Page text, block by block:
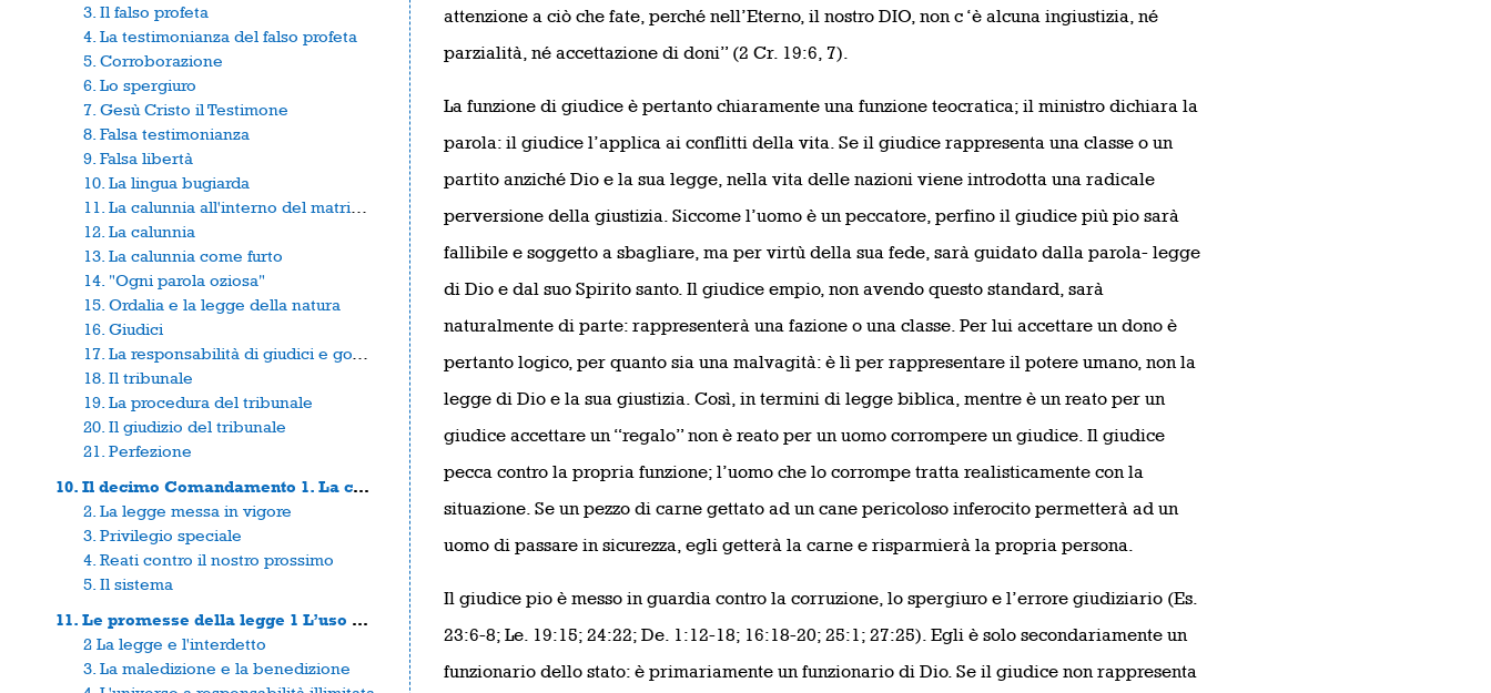
3. Il falso profeta
4. La testimonianza del falso profeta
5. Corroborazione
6. Lo spergiuro
7. Gesù Cristo il Testimone
8. Falsa testimonianza
9. Falsa libertà
10. La lingua bugiarda
12. La calunnia
13. La calunnia come furto
14. "Ogni parola oziosa"
15. Ordalia e la legge della natura
16. Giudici
18. Il tribunale
19. La procedura del tribunale
20. Il giudizio del tribunale
21. Perfezione
10. Il decimo Comandamento 1. La concupiscenza
2. La legge messa in vigore
3. Privilegio speciale
4. Reati contro il nostro prossimo
5. Il sistema
11. Le promesse della legge 1 L’uso della legge
2 La legge e l'interdetto
3. La maledizione e la benedizione
attenzione a ciò che fate, perché nell’Eterno, il nostro DIO, non c ‘è alcuna ingiustizia, né
parzialità, né accettazione di doni” (2 Cr. 19:6, 7).
La funzione di giudice è pertanto chiaramente una funzione teocratica; il ministro dichiara la
parola: il giudice l’applica ai conflitti della vita. Se il giudice rappresenta una classe o un
partito anziché Dio e la sua legge, nella vita delle nazioni viene introdotta una radicale
perversione della giustizia. Siccome l’uomo è un peccatore, perfino il giudice più pio sarà
fallibile e soggetto a sbagliare, ma per virtù della sua fede, sarà guidato dalla parola- legge
di Dio e dal suo Spirito santo. Il giudice empio, non avendo questo standard, sarà
naturalmente di parte: rappresenterà una fazione o una classe. Per lui accettare un dono è
pertanto logico, per quanto sia una malvagità: è lì per rappresentare il potere umano, non la
legge di Dio e la sua giustizia. Così, in termini di legge biblica, mentre è un reato per un
giudice accettare un “regalo” non è reato per un uomo corrompere un giudice. Il giudice
pecca contro la propria funzione; l’uomo che lo corrompe tratta realisticamente con la
situazione. Se un pezzo di carne gettato ad un cane pericoloso inferocito permetterà ad un
uomo di passare in sicurezza, egli getterà la carne e risparmierà la propria persona.
Il giudice pio è messo in guardia contro la corruzione, lo spergiuro e l’errore giudiziario (Es.
23:6-8; Le. 19:15; 24:22; De. 1:12-18; 16:18-20; 25:1; 27:25). Egli è solo secondariamente un
funzionario dello stato: è primariamente un funzionario di Dio. Se il giudice non rappresenta